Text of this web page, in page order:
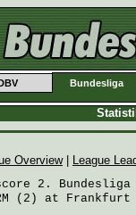
Bundesliga
Overview|
League
2. Bundesliga
(2) at Frankfurt